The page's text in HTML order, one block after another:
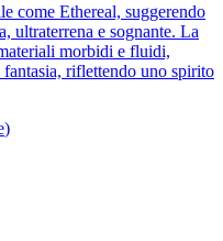
come Ethereal, suggerendo
ultraterrena e sognante. La
morbidi e fluidi,
riflettendo uno spirito
)